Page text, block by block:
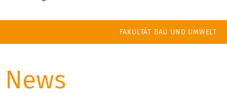
FAKULTÄT BAU UND UMWELT
News